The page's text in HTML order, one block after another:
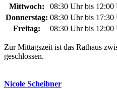
Mittwoch:
08:30 Uhr bis 12:00
Donnerstag: 08:30 Uhr bis 17:30
Freitag:
08:30 Uhr bis 12:00
Zur Mittagszeit ist das Rathaus
geschlossen.
Nicole Scheibner